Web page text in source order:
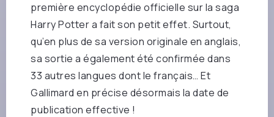
première encyclopédie officielle sur la saga
Harry Potter a fait son petit effet. Surtout,
qu’en plus de sa version originale en anglais,
sa sortie a également été confirmée dans
33 autres langues dont le français… Et
Gallimard en précise désormais la date de
publication effective !